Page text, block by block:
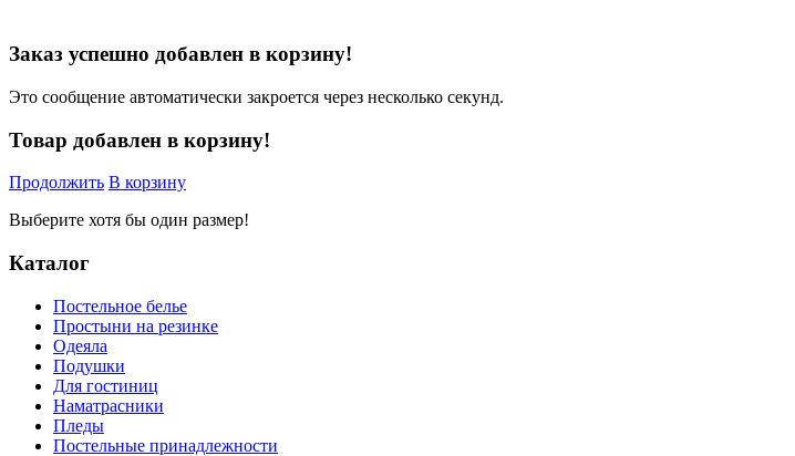
Заказ успешно добавлен в корзину!
Это сообщение автоматически закроется через несколько секунд.
Товар добавлен в корзину!
Продолжить В корзину
Выберите хотя бы один размер!
Каталог
Постельное белье
Простыни на резинке
Одеяла
Подушки
Для гостиниц
Наматрасники
Пледы
Постельные принадлежности